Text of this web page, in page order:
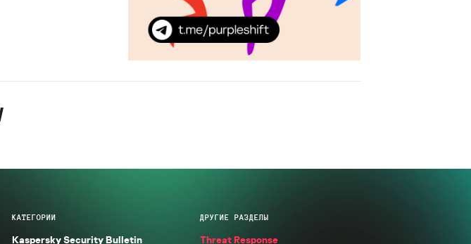
КАТЕГОРИИ
Kaspersky Security Bulletin
ДРУГИЕ РАЗДЕЛЫ
Threat Response